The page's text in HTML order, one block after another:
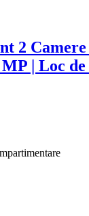
2
| Loc